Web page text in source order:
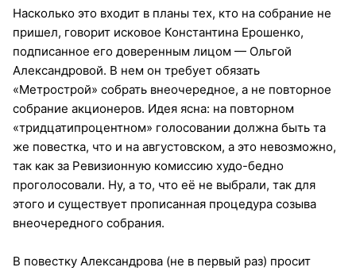
Насколько это входит в планы тех, кто на собрание не
пришел, говорит исковое Константина Ерошенко,
подписанное его доверенным лицом — Ольгой
Александровой. В нем он требует обязать
«Метрострой» собрать внеочередное, а не повторное
собрание акционеров. Идея ясна: на повторном
«тридцатипроцентном» голосовании должна быть та
же повестка, что и на августовском, а это невозможно,
так как за Ревизионную комиссию худо-бедно
проголосовали. Ну, а то, что её не выбрали, так для
этого и существует прописанная процедура созыва
внеочередного собрания.
В повестку Александрова (не в первый раз) просит